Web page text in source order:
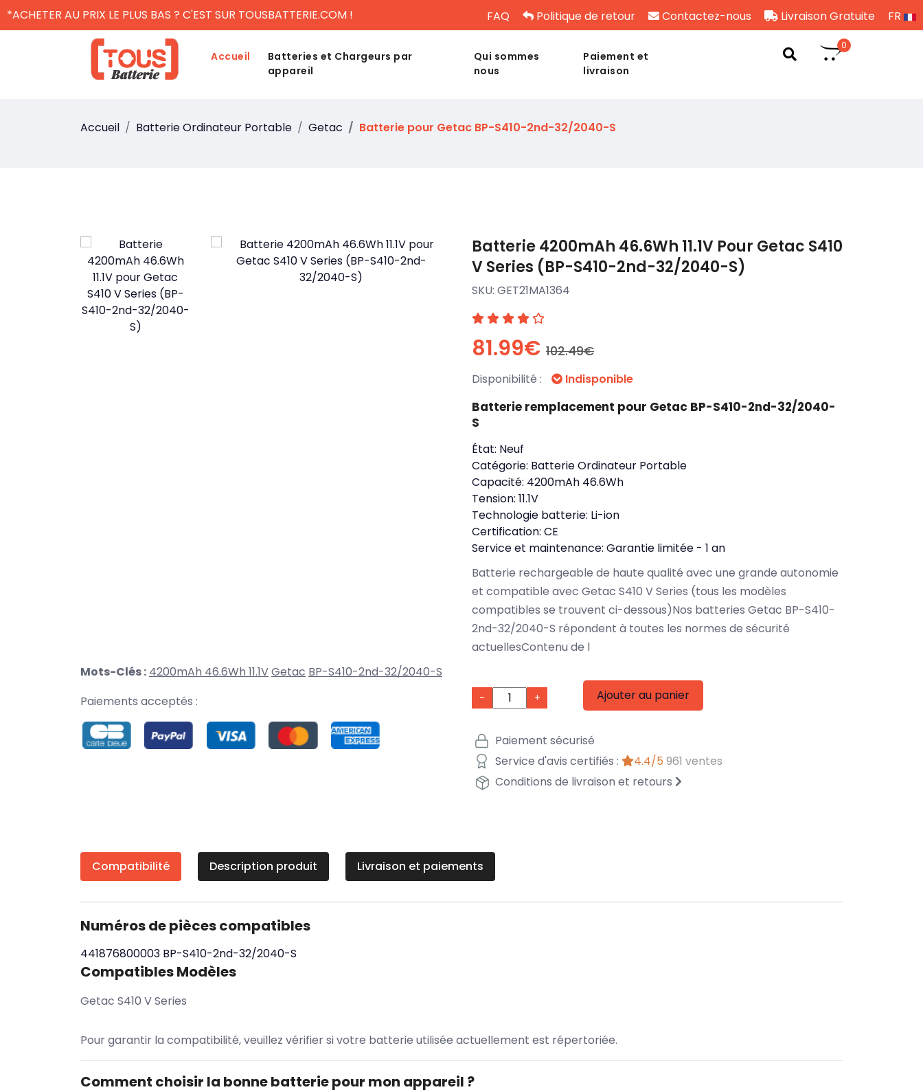
*ACHETER AU PRIX LE PLUS BAS ? C'EST SUR TOUSBATTERIE.COM ! FAQ Politique de retour Contactez-nous Livraison Gratuite FR
Accueil
Batteries et Chargeurs par
appareil
Qui sommes
nous
Paiement et
livraison
0
Accueil Batterie Ordinateur Portable Getac Batterie pour Getac BP-S410-2nd-32/2040-S
Mots-Clés : 4200mAh 46.6Wh 11.1VGetac BP-S410-2nd-32/2040-S
Paiements acceptés :
Batterie 4200mAh 46.6Wh 11.1V Pour Getac S410
V Series (BP-S410-2nd-32/2040-S)
SKU: GET21MA1364
81.99€ 102.49€
Disponibilité : Indisponible
Batterie remplacement pour Getac BP-S410-2nd-32/2040-
S
État: Neuf
Catégorie: Batterie Ordinateur Portable
Capacité: 4200mAh 46.6Wh
Tension: 11.1V
Technologie batterie: Li-ion
Certification: CE
Service et maintenance: Garantie limitée - 1 an
Batterie rechargeable de haute qualité avec une grande autonomie
et compatible avec Getac S410 V Series (tous les modèles
compatibles se trouvent ci-dessous)Nos batteries Getac BP-S410-
2nd-32/2040-S répondent à toutes les normes de sécurité
actuellesContenu de l
- + Ajouter au panier
Paiement sécurisé
Service d'avis certifiés :
4.4/5 961 ventes
Conditions de livraison et retours
Compatibilité Description produit Livraison et paiements
Numéros de pièces compatibles
441876800003 BP-S410-2nd-32/2040-S
Compatibles Modèles
Getac S410 V Series
Pour garantir la compatibilité, veuillez vérifier si votre batterie utilisée actuellement est répertoriée.
Comment choisir la bonne batterie pour mon appareil ?